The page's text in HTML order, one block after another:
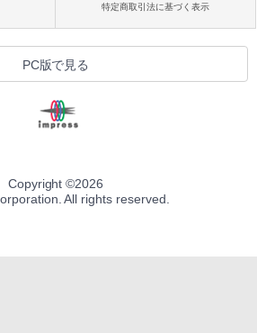
特定商取引法に基づく表示
PC版で見る
Copyright ©2026
All rights reserved.